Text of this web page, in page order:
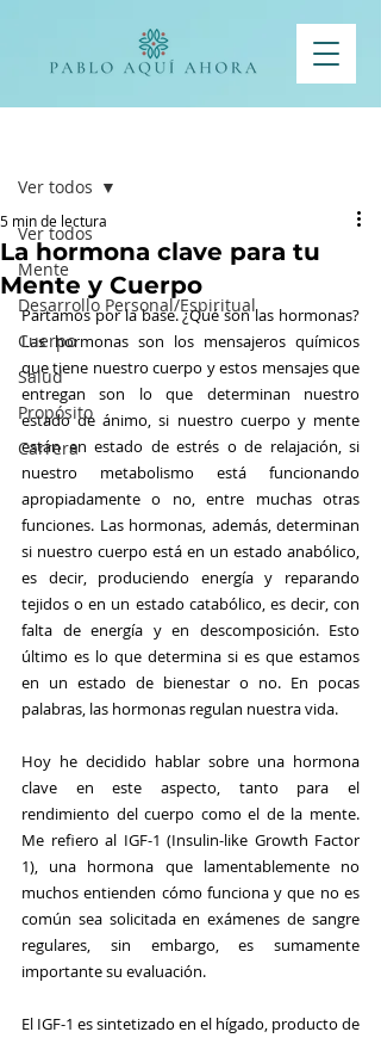
Ver todos
Mente
Desarrollo Personal/Espiritual
Cuerpo
Salud
Propósito
Carrera
Ver todos
La hormona clave para tu
Mente y Cuerpo
5 min de lectura
Partamos por la base. ¿Qué son las hormonas?
Las hormonas son los mensajeros químicos
que tiene nuestro cuerpo y estos mensajes que
entregan son lo que determinan nuestro
estado de ánimo, si nuestro cuerpo y mente
están en estado de estrés o de relajación, si
nuestro metabolismo está funcionando
apropiadamente o no, entre muchas otras
funciones. Las hormonas, además, determinan
si nuestro cuerpo está en un estado anabólico,
es decir, produciendo energía y reparando
tejidos o en un estado catabólico, es decir, con
falta de energía y en descomposición. Esto
último es lo que determina si es que estamos
en un estado de bienestar o no. En pocas
palabras, las hormonas regulan nuestra vida.
Hoy he decidido hablar sobre una hormona
clave en este aspecto, tanto para el
rendimiento del cuerpo como el de la mente.
Me refiero al IGF-1 (Insulin-like Growth Factor
1), una hormona que lamentablemente no
muchos entienden cómo funciona y que no es
común sea solicitada en exámenes de sangre
regulares, sin embargo, es sumamente
importante su evaluación.
El IGF-1 es sintetizado en el hígado, producto de